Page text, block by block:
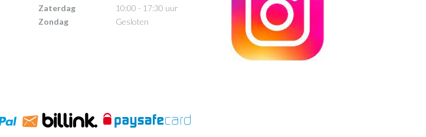
Zaterdag
10:00 - 17:30 uur
Zondag
Gesloten